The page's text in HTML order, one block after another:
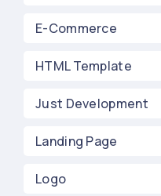
E-Commerce
HTML Template
Just Development
Landing Page
Logo